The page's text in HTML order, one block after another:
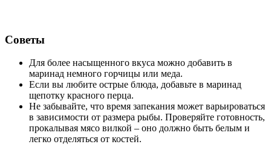
Советы
Для более насыщенного вкуса можно добавить в
маринад немного горчицы или меда.
Если вы любите острые блюда, добавьте в маринад
щепотку красного перца.
Не забывайте, что время запекания может варьироваться
в зависимости от размера рыбы. Проверяйте готовность,
прокалывая мясо вилкой – оно должно быть белым и
легко отделяться от костей.